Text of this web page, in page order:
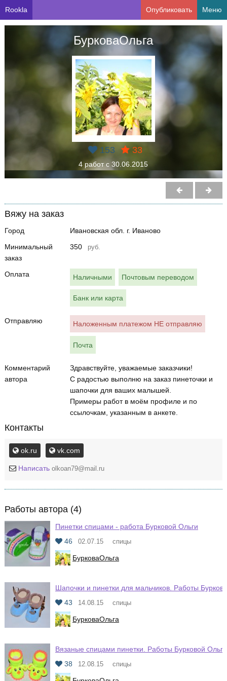
Rookla Опубликовать Меню
БурковаОльга
153 33
4 работ с 30.06.2015
Вяжу на заказ
Город
Ивановская обл. г. Иваново
Минимальный
заказ
350 руб.
Оплата Наличными Почтовым переводом
Банк или карта
Отправляю Наложенным платежом НЕ отправляю
Почта
Комментарий
автора
Здравствуйте, уважаемые заказчики!
С радостью выполню на заказ пинеточки и
шапочки для ваших малышей.
Примеры работ в моём профиле и по
ссылочкам, указанным в анкете.
Контакты
ok.ru vk.com
Написать olkoan79@mail.ru
Работы автора (4)
Пинетки спицами - работа Бурковой Ольги
46
02.07.15 спицы
БурковаОльга
Шапочки и пинетки для мальчиков. Работы
43
14.08.15 спицы
БурковаОльга
Вязаные спицами пинетки. Работы Бурковой Ольги
38
12.08.15 спицы